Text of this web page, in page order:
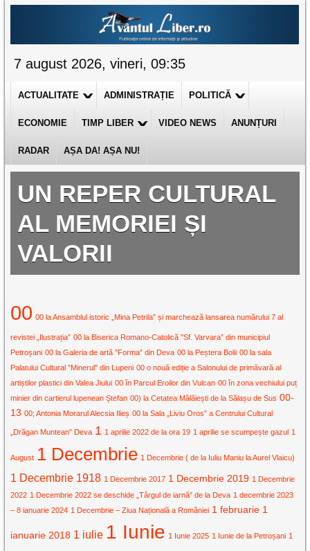
7 august 2026, vineri, 09:35
ACTUALITATE ADMINISTRAȚIE POLITICĂ
ECONOMIE TIMP LIBER VIDEO NEWS ANUNȚURI
RADAR AȘA DA! AȘA NU!
UN REPER CULTURAL
AL MEMORIEI ȘI
VALORII
00 00 la Ansamblul istoric „Mina Petrila” și marchează lansarea numărului 7 al
revistei „Ilustrația” 00 la Biserica Romano-Catolică ”Sf. Varvara” din municipiul
Petroșani 00 la Galeria de artă ”Forma” din Deva 00 la Peștera Bolii 00 la sala
Palatului Cultural ”Minerul” din Lupeni 00 o nouă ediție a Salonului de primăvară al
artiștilor plastici din Valea Jiului 00 în Parcul Eroilor din Vulcan 00 în zona vechiului puț
minier din cartierul lupenean Ștefan 00) la Cetatea Mălăiești de la Sălașu de Sus 00-
13 00; Antonia Morarul Alecsia Ilieș 00 la Sala „Liviu Oros” a Centrului Cultural
„Drăgan Muntean” Deva 1 1 aprilie 2022 de la ora 19 1 aprilie se scumpește gazul 1
August 1 Decembrie 1 Decembrie ( de la Iuliu Maniu la Aurel Vlaicu)
1 Decembrie 1918 1 Decembrie 2017 1 Decembrie 2019 1 Decembrie
2022 1 Decembrie 2022 se deschide „Târgul de iarnă” de la Deva 1 decembrie 2023
– 8 ianuarie 2024 1 Decembrie – Ziua Națională a României 1 februarie 1
ianuarie 2018 1 iulie 1 Iunie 1 Iunie 2025 1 Iunie de la Petroșani 1